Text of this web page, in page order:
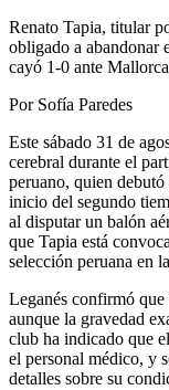
Renato Tapia, titular
obligado a abandonar
cayó 1-0 ante
Por Sofía Paredes
Este sábado 31 de
cerebral durante el
peruano, quien
inicio del segundo
al disputar un balón
que Tapia está
selección peruana en
Leganés confirmó
aunque la gravedad
club ha indicado que
el personal médico, y
detalles sobre su